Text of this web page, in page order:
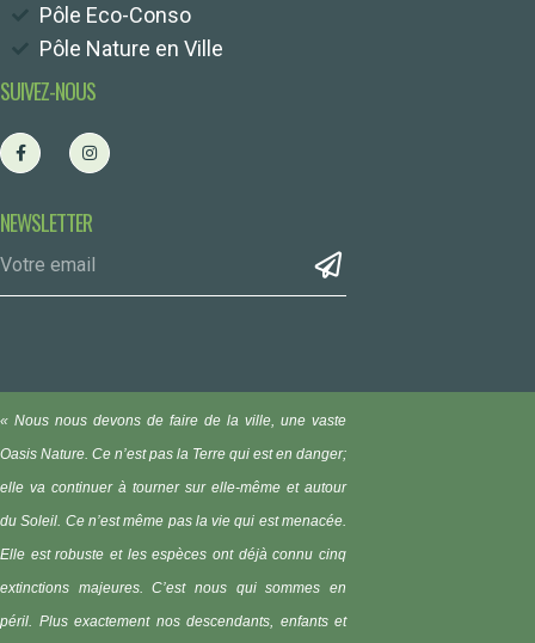
Pôle Eco-Conso
Pôle Nature en Ville
SUIVEZ-NOUS
NEWSLETTER
« Nous nous devons de faire de la ville, une vaste
Oasis Nature. Ce n’est pas la Terre qui est en danger;
elle va continuer à tourner sur elle-même et autour
du Soleil. Ce n’est même pas la vie qui est menacée.
Elle est robuste et les espèces ont déjà connu cinq
extinctions majeures. C’est nous qui sommes en
péril. Plus exactement nos descendants, enfants et